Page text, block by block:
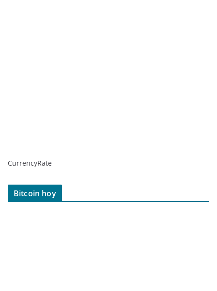
CurrencyRate
Bitcoin hoy